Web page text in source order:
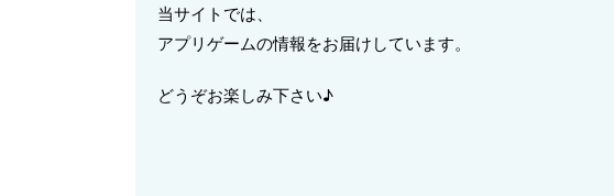
当サイトでは、
アプリゲームの情報をお届けしています。
どうぞお楽しみ下さい♪